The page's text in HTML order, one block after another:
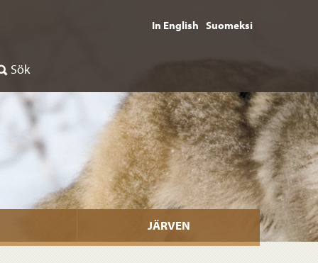
In English Suomeksi
Sök
JÄRVEN